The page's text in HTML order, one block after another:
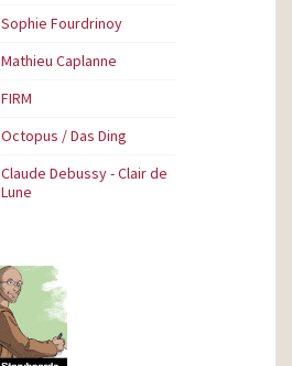
Sophie Fourdrinoy
Mathieu Caplanne
FIRM
Octopus / Das Ding
Claude Debussy - Clair de
Lune